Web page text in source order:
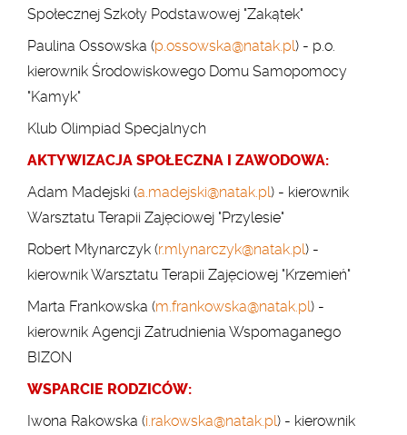
Społecznej Szkoły Podstawowej "Zakątek"
Paulina Ossowska (p.ossowska@natak.pl) - p.o.
kierownik Środowiskowego Domu Samopomocy
"Kamyk"
Klub Olimpiad Specjalnych
AKTYWIZACJA SPOŁECZNA I ZAWODOWA:
Adam Madejski (a.madejski@natak.pl) - kierownik
Warsztatu Terapii Zajęciowej "Przylesie"
Robert Młynarczyk (r.mlynarczyk@natak.pl) -
kierownik Warsztatu Terapii Zajęciowej "Krzemień"
Marta Frankowska (m.frankowska@natak.pl) -
kierownik Agencji Zatrudnienia Wspomaganego
BIZON
WSPARCIE RODZICÓW:
Iwona Rakowska (i.rakowska@natak.pl) - kierownik